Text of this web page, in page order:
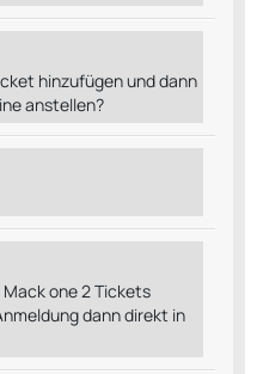
hinzufügen und dann
anstellen?
one 2 Tickets
dann direkt in